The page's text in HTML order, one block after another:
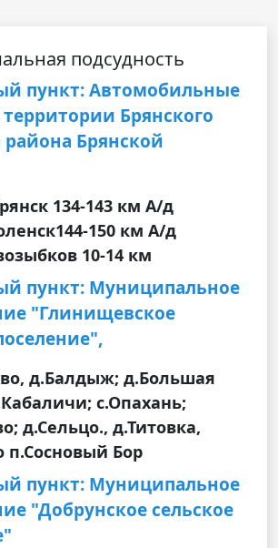
подсудность
пункт: Автомобильные
Брянского
района Брянской
134-143 км А/д
150 км А/д
10-14 км
пункт: Муниципальное
"Глинищевское
д.Балдыж; д.Большая
с.Опахань;
д.Сельцо., д.Титовка,
п.Сосновый Бор
пункт: Муниципальное
"Добрунское сельское